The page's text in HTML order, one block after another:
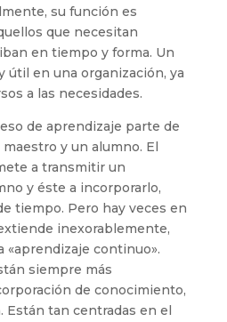
su función es
que necesitan
en tiempo y forma. Un
útil en una organización, ya
a las necesidades.
de aprendizaje parte de
y un alumno. El
a transmitir un
y éste a incorporarlo,
tiempo. Pero hay veces en
inexorablemente,
«aprendizaje continuo».
siempre más
de conocimiento,
Están tan centradas en el